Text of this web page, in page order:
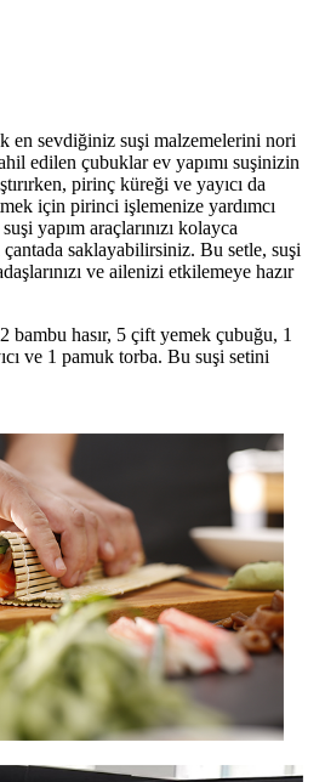
en sevdiğiniz suşi malzemelerini nori
edilen çubuklar ev yapımı suşinizin
pirinç küreği ve yayıcı da
için pirinci işlemenize yardımcı
yapım araçlarınızı kolayca
saklayabilirsiniz. Bu setle, suşi
ve ailenizi etkilemeye hazır
bambu hasır, 5 çift yemek çubuğu, 1
ve 1 pamuk torba. Bu suşi setini